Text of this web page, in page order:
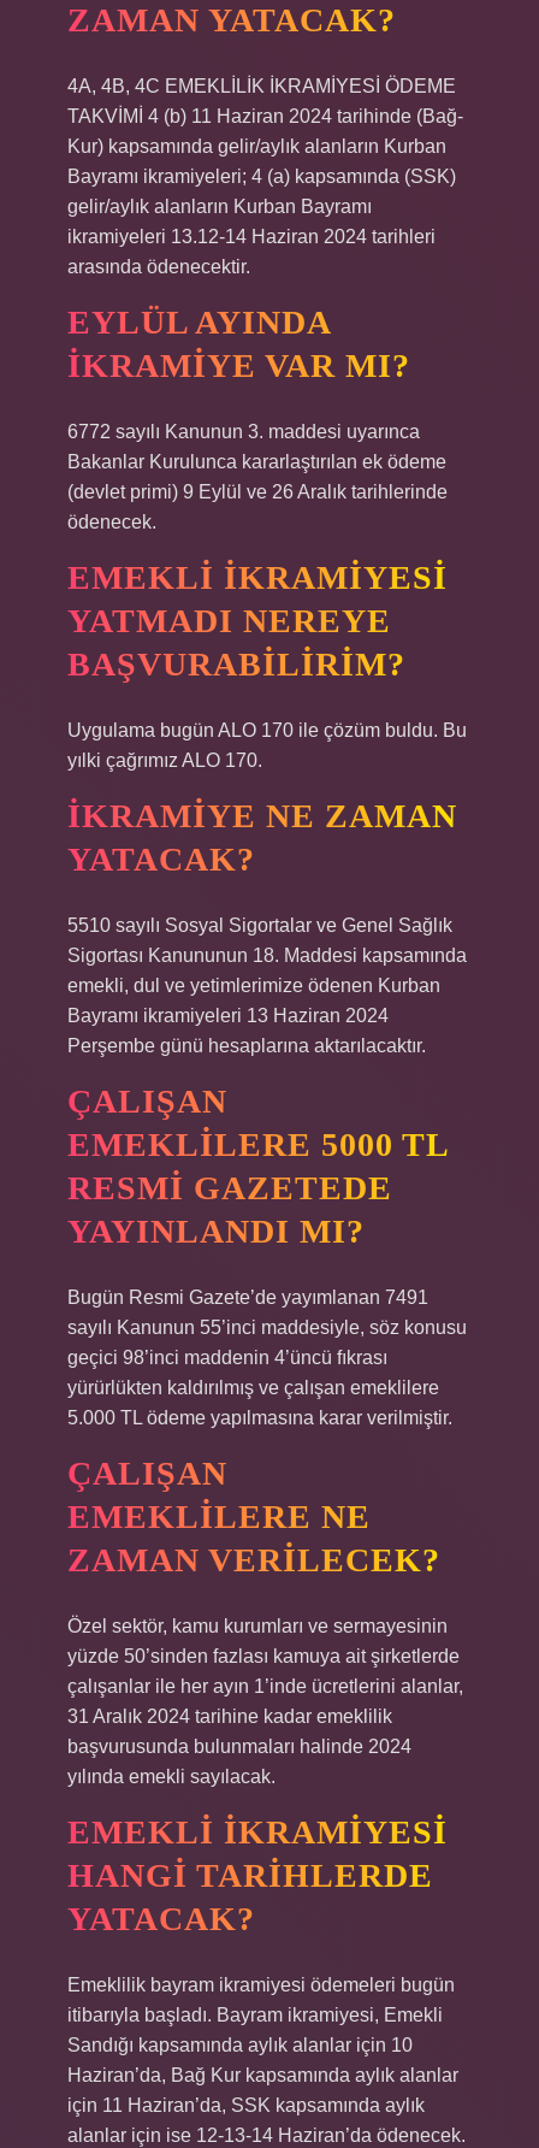
ZAMAN YATACAK?
4A, 4B, 4C EMEKLİLİK İKRAMİYESİ ÖDEME
TAKVİMİ 4 (b) 11 Haziran 2024 tarihinde (Bağ-
Kur) kapsamında gelir/aylık alanların Kurban
Bayramı ikramiyeleri; 4 (a) kapsamında (SSK)
gelir/aylık alanların Kurban Bayramı
ikramiyeleri 13.12-14 Haziran 2024 tarihleri ​​
arasında ödenecektir.
EYLÜL AYINDA
IKRAMIYE VAR MI?
6772 sayılı Kanunun 3. maddesi uyarınca
Bakanlar Kurulunca kararlaştırılan ek ödeme
(devlet primi) 9 Eylül ve 26 Aralık tarihlerinde
ödenecek.
EMEKLI IKRAMIYESI
YATMADI NEREYE
BAŞVURABILIRIM?
Uygulama bugün ALO 170 ile çözüm buldu. Bu
yılki çağrımız ALO 170.
İKRAMIYE NE ZAMAN
YATACAK?
5510 sayılı Sosyal Sigortalar ve Genel Sağlık
Sigortası Kanununun 18. Maddesi kapsamında
emekli, dul ve yetimlerimize ödenen Kurban
Bayramı ikramiyeleri 13 Haziran 2024
Perşembe günü hesaplarına aktarılacaktır.
ÇALIŞAN
EMEKLILERE 5000 TL
RESMI GAZETEDE
YAYINLANDI MI?
Bugün Resmi Gazete’de yayımlanan 7491
sayılı Kanunun 55’inci maddesiyle, söz konusu
geçici 98’inci maddenin 4’üncü fıkrası
yürürlükten kaldırılmış ve çalışan emeklilere
5.000 TL ödeme yapılmasına karar verilmiştir.
ÇALIŞAN
EMEKLILERE NE
ZAMAN VERILECEK?
Özel sektör, kamu kurumları ve sermayesinin
yüzde 50’sinden fazlası kamuya ait şirketlerde
çalışanlar ile her ayın 1’inde ücretlerini alanlar,
31 Aralık 2024 tarihine kadar emeklilik
başvurusunda bulunmaları halinde 2024
yılında emekli sayılacak.
EMEKLI IKRAMIYESI
HANGI TARIHLERDE
YATACAK?
Emeklilik bayram ikramiyesi ödemeleri bugün
itibarıyla başladı. Bayram ikramiyesi, Emekli
Sandığı kapsamında aylık alanlar için 10
Haziran’da, Bağ Kur kapsamında aylık alanlar
için 11 Haziran’da, SSK kapsamında aylık
alanlar için ise 12-13-14 Haziran’da ödenecek.